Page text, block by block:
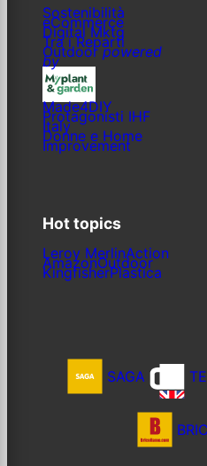
Sostenibilità
eCommerce
Digital Mktg
Tra i Reparti
Outdoorpowered
by
Made4DIY
Protagonisti IHF
Italy
Donne e Home
Improvement
Hot topics
Leroy MerlinAction
AmazonOutdoor
KingfisherPlastica
SAGA